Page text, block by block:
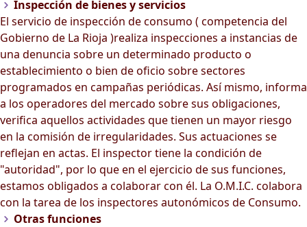
Inspección de bienes y servicios
El servicio de inspección de consumo ( competencia del
Gobierno de La Rioja )realiza inspecciones a instancias de
una denuncia sobre un determinado producto o
establecimiento o bien de oficio sobre sectores
programados en campañas periódicas. Así mismo, informa
a los operadores del mercado sobre sus obligaciones,
verifica aquellos actividades que tienen un mayor riesgo
en la comisión de irregularidades. Sus actuaciones se
reflejan en actas. El inspector tiene la condición de
"autoridad", por lo que en el ejercicio de sus funciones,
estamos obligados a colaborar con él. La O.M.I.C. colabora
con la tarea de los inspectores autonómicos de Consumo.
Otras funciones